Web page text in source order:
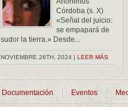
Córdoba (s. X)
«Señal del juicio:
se empapará de
sudor la tierra.» Desde...
NOVIEMBRE 26TH, 2024 | LEER MÁS
Documentación Eventos